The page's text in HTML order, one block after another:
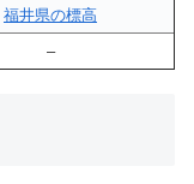
福井県の標高
–